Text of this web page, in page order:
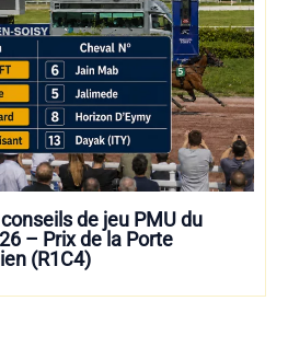
de jeu PMU du
– Prix de la Porte
(R1C4)